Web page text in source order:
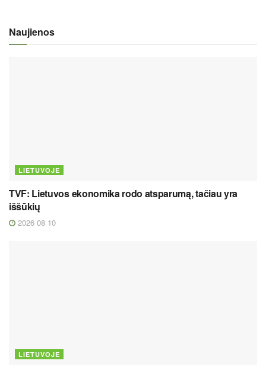
Naujienos
LIETUVOJE
TVF: Lietuvos ekonomika rodo atsparumą, tačiau yra
iššūkių
2026 08 10
LIETUVOJE